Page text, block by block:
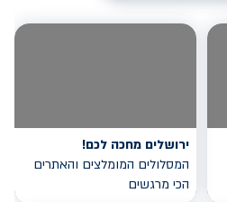
ירושלים מחכה לכם!
המסלולים המומלצים והאתרים
הכי מרגשים